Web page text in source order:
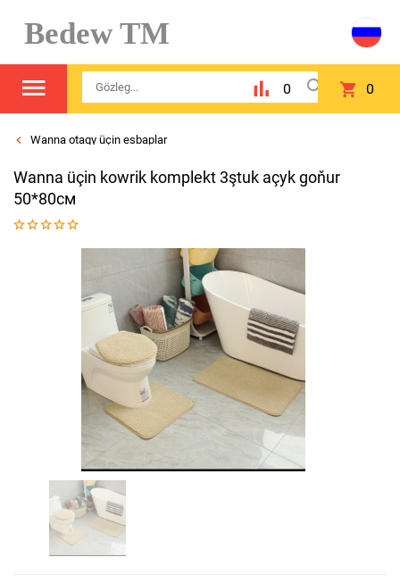
Bedew TM
0 0
Wanna otagy üçin esbaplar
Wanna üçin kowrik komplekt 3ştuk açyk goňur
50*80см